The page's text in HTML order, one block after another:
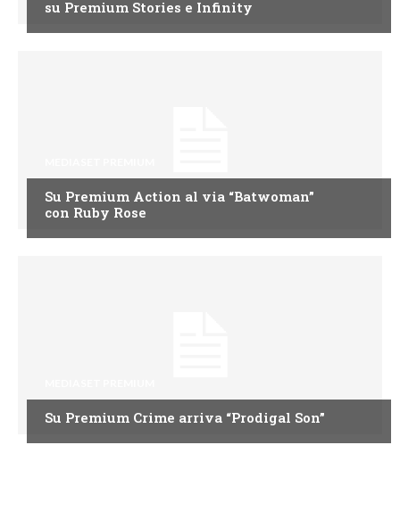
su Premium Stories e Infinity
Su Premium Action al via “Batwoman”
con Ruby Rose
Su Premium Crime arriva “Prodigal Son”